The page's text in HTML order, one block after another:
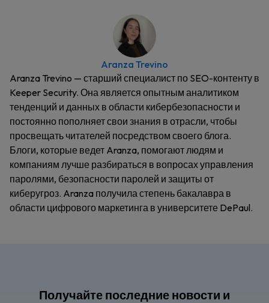
Aranza Trevino
Aranza Trevino — старший специалист по SEO-контенту в
Keeper Security. Она является опытным аналитиком
тенденций и данных в области кибербезопасности и
постоянно пополняет свои знания в отрасли, чтобы
просвещать читателей посредством своего блога.
Блоги, которые ведет Aranza, помогают людям и
компаниям лучше разбираться в вопросах управления
паролями, безопасности паролей и защиты от
киберугроз. Aranza получила степень бакалавра в
области цифрового маркетинга в университете DePaul.
Получайте последние новости и